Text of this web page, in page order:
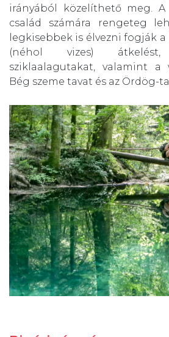
irányából közelíthető meg. A
család számára rengeteg
legkisebbek is élvezni fogják a
(néhol vizes)
sziklaalagutakat, valamint a
Bég szeme tavat és az Ördög-